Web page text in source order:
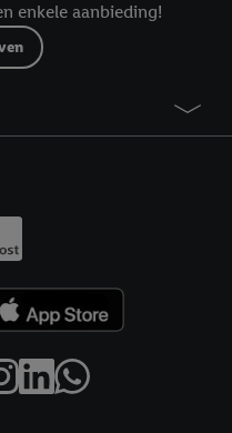
enkele aanbieding!